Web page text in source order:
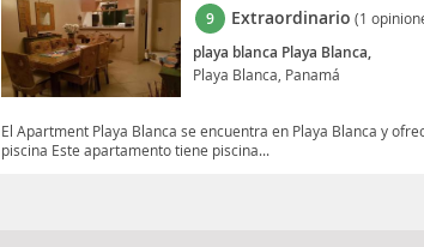
9 Extraordinario (1
playa blanca Playa Blanca,
Playa Blanca, Panamá
El Apartment Playa Blanca se encuentra en Playa Blanca y
piscina Este apartamento tiene piscina...